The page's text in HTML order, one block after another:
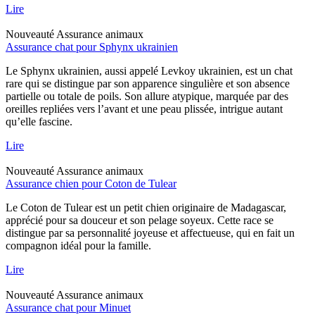
Lire
Nouveauté Assurance animaux
Assurance chat pour Sphynx ukrainien
Le Sphynx ukrainien, aussi appelé Levkoy ukrainien, est un chat
rare qui se distingue par son apparence singulière et son absence
partielle ou totale de poils. Son allure atypique, marquée par des
oreilles repliées vers l’avant et une peau plissée, intrigue autant
qu’elle fascine.
Lire
Nouveauté Assurance animaux
Assurance chien pour Coton de Tulear
Le Coton de Tulear est un petit chien originaire de Madagascar,
apprécié pour sa douceur et son pelage soyeux. Cette race se
distingue par sa personnalité joyeuse et affectueuse, qui en fait un
compagnon idéal pour la famille.
Lire
Nouveauté Assurance animaux
Assurance chat pour Minuet